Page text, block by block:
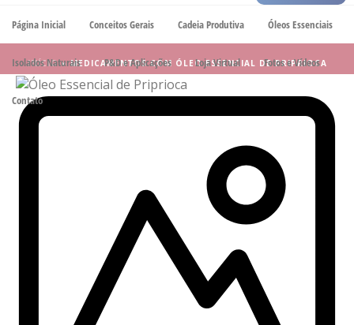
Página Inicial Conceitos Gerais Cadeia Produtiva Óleos Essenciais
Isolados Naturais P&D e Aplicações Loja Virtual Fotos e Vídeos
Contato
de Priprioca"
INÍCIO»MEDICAMENTOS COM ÓLEO ESSENCIAL DE PRIPRIOCA